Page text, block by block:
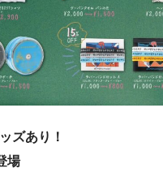
ズあり！
場